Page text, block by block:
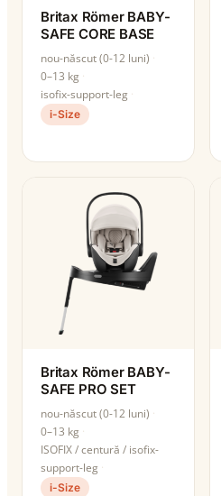
Britax Römer BABY-
SAFE CORE BASE
nou-născut (0-12 luni)
0–13 kg
isofix-support-leg
i-Size
Britax Römer BABY-
SAFE PRO SET
nou-născut (0-12 luni)
0–13 kg
ISOFIX / centură / isofix-
support-leg
i-Size